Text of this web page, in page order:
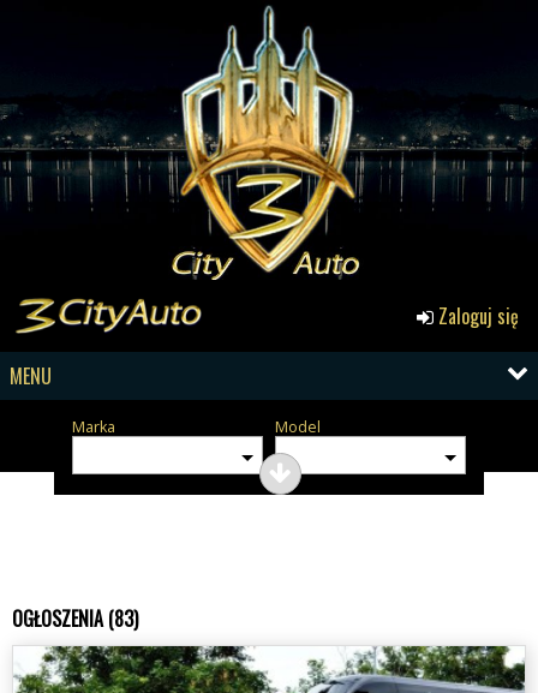
Zaloguj się
MENU
Marka Model
OGŁOSZENIA (83)